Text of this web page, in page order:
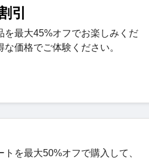
引
を最大45%オフでお楽しみくだ
価格でご体験ください。
を最大50%オフで購入して、